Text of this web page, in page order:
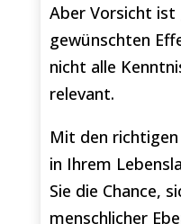
Aber Vorsicht
gewünschten
nicht alle
relevant.
Mit den
in Ihrem
Sie die Chance,
menschlicher